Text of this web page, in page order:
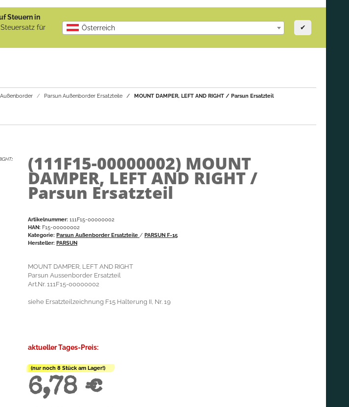
Steuern in
für
Österreich ✔
Außenborder Parsun Außenborder Ersatzteile MOUNT DAMPER, LEFT AND RIGHT / Parsun Ersatzteil
: (111F15-00000002) MOUNT
DAMPER, LEFT AND RIGHT /
Parsun Ersatzteil
Artikelnummer: 111F15-00000002
HAN: F15-00000002
Kategorie: Parsun Außenborder Ersatzteile / PARSUN F-15
Hersteller: PARSUN
MOUNT DAMPER, LEFT AND RIGHT
Parsun Aussenborder Ersatzteil
Art.Nr. 111F15-00000002
siehe Ersatzteilzeichnung F15 Halterung II, Nr. 19
aktueller Tages-Preis:
(nur noch 8 Stück am Lager!)
6,78 €